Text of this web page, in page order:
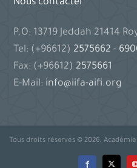
Nous contacter
P.O: 13719 Jeddah 21414
Tel: (+96612) 2575662-
Fax: (+96612) 2575661
E-Mail: info@iifa-aifi.org
Tous droits réservés © 2026,